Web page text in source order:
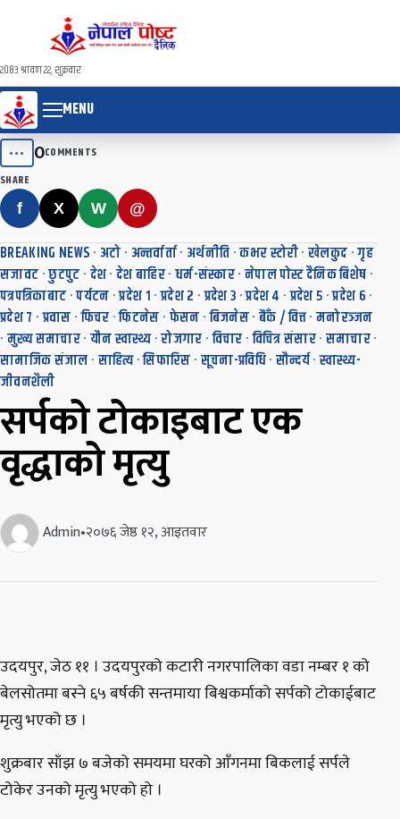
२०८३ श्रावण २२, शुक्रवार
MENU
••• 0COMMENTS
SHARE
f X W @
BREAKING NEWS · अटो · अन्तर्वार्ता· अर्थनीति ·कभर स्टोरी·खेलकुद ·गृह
सजावट ·छुटपुट · देश·देश बाहिर· धर्म-संस्कार· नेपाल पोस्ट दैनिक बिशेष ·
पत्रपत्रिकाबाट ·पर्यटन ·प्रदेश १ ·प्रदेश २ ·प्रदेश ३ ·प्रदेश ४ ·प्रदेश ५ ·प्रदेश ६ ·
प्रदेश ७ ·प्रवास ·फिचर ·फिटनेस · फेसन ·बिजनेस· बैँक / वित्त·मनोरञ्जन
· मुख्य समाचार· यौन स्वास्थ्य·रोजगार ·विचार ·विचित्र संसार· समाचार·
सामाजिक संजाल · साहित्य·सिफारिस · सूचना-प्रविधि· सौन्दर्य·स्वास्थ्य-
जीवनशैली
सर्पको टोकाइबाट एक
वृद्धाको मृत्यु
Admin•२०७६ जेष्ठ १२, आइतवार
उदयपुर, जेठ ११ । उदयपुरको कटारी नगरपालिका वडा नम्बर १ को
बेलसोतमा बस्ने ६५ बर्षकी सन्तमाया बिश्वकर्माको सर्पको टोकाईबाट
मृत्यु भएको छ ।
शुक्रबार साँझ ७ बजेको समयमा घरको आँगनमा बिकलाई सर्पले
टोकेर उनको मृत्यु भएको हो ।